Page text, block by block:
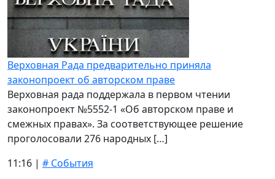
Верховная Рада предварительно приняла
законопроект об авторском праве
Верховная рада поддержала в первом чтении
законопроект №5552-1 «Об авторском праве и
смежных правах». За соответствующее решение
проголосовали 276 народных […]
11:16 | # События